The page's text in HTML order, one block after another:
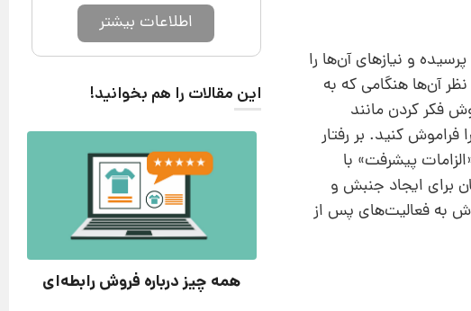
و نیازهای آن‌ها را
آن‌ها هنگامی که به
فکر کردن مانند
کنید. بر رفتار
پیشرفت» با
برای ایجاد جنبش و
به فعالیت‌های پس از
اطلاعات بیشتر
این مقالات را هم بخوانید!
همه چیز درباره فروش رابطه‌ای